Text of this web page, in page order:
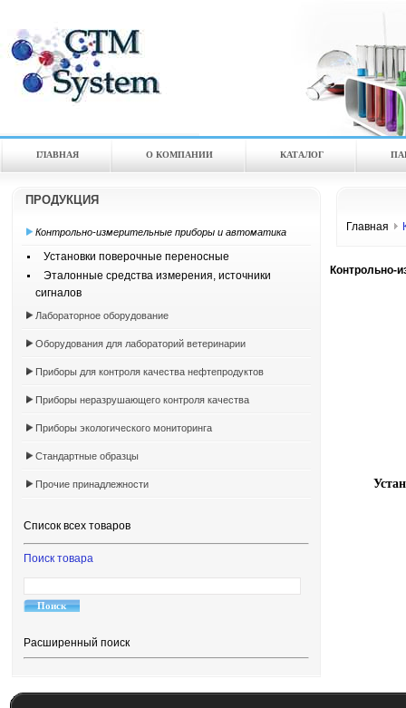
ГЛАВНАЯ О КОМПАНИИ КАТАЛOГ
ПРОДУКЦИЯ
Контрольно-измерительные приборы и автоматика
Установки поверочные переносные
Эталонные средства измерения, источники
сигналов
Лабораторное оборудование
Оборудования для лабораторий ветеринарии
Приборы для контроля качества нефтепродуктов
Приборы неразрушающего контроля качества
Приборы экологического мониторинга
Стандартные образцы
Прочие принадлежности
Список всех товаров
Поиск товара
Расширенный поиск
Главная
Контрольно-